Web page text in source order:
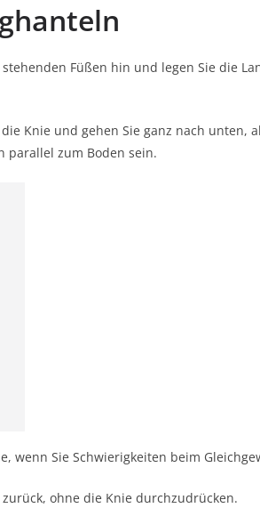
Füßen hin und legen Sie die
Knie und gehen Sie ganz nach unten,
parallel zum Boden sein.
wenn Sie Schwierigkeiten beim
ohne die Knie durchzudrücken.